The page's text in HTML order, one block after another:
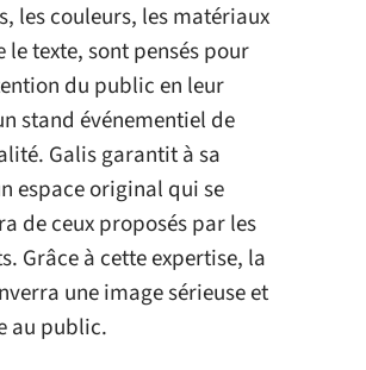
les couleurs, les matériaux
le texte, sont pensés pour
du public en leur
stand événementiel de
Galis garantit à sa
espace original qui se
de ceux proposés par les
Grâce à cette expertise, la
une image sérieuse et
au public.